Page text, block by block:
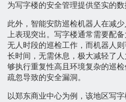
为写字楼的安全管理提供坚实的数
此外，智能安防巡检机器人在减
上表现突出。写字楼通常需要配
无人时段的巡检工作，而机器人
长时间，无需休息，极大减轻了
够执行重复性高且环境复杂的巡
疏忽导致的安全漏洞。
以郑东商业中心为例，该地区写